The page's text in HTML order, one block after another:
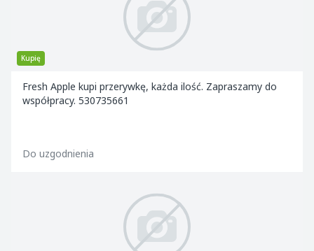
Kupię
Fresh Apple kupi przerywkę, każda ilość. Zapraszamy do
współpracy. 530735661
Do uzgodnienia